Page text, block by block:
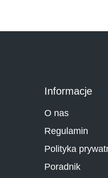
Informacje
O nas
Regulamin
Polityka
Poradnik